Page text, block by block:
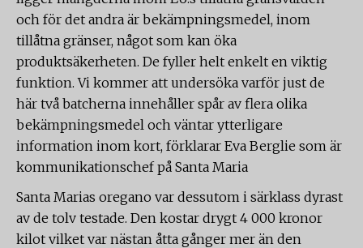
och för det andra är bekämpningsmedel, inom
tillåtna gränser, något som kan öka
produktsäkerheten. De fyller helt enkelt en viktig
funktion. Vi kommer att undersöka varför just de
här två batcherna innehåller spår av flera olika
bekämpningsmedel och väntar ytterligare
information inom kort, förklarar Eva Berglie som är
kommunikationschef på Santa Maria
Santa Marias oregano var dessutom i särklass dyrast
av de tolv testade. Den kostar drygt 4 000 kronor
kilot vilket var nästan åtta gånger mer än den